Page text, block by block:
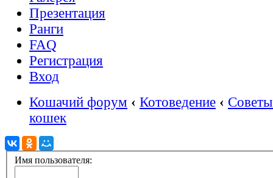
Презентация
Ранги
FAQ
Регистрация
Вход
Кошачий форум ‹ Котоведение ‹
кошек
Имя пользователя: